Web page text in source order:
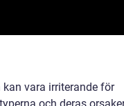
vara irriterande för